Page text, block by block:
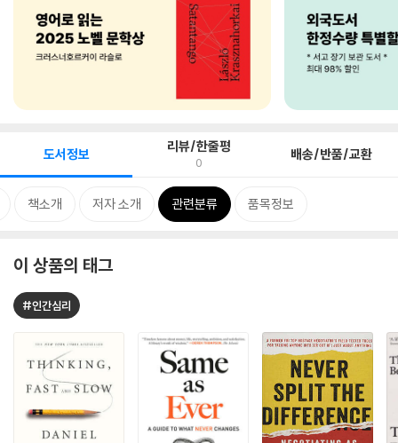
도서정보 리뷰/한줄평
0 배송/반품/교환
책소개 저자 소개 관련분류 품목정보
이 상품의 태그
#인간심리